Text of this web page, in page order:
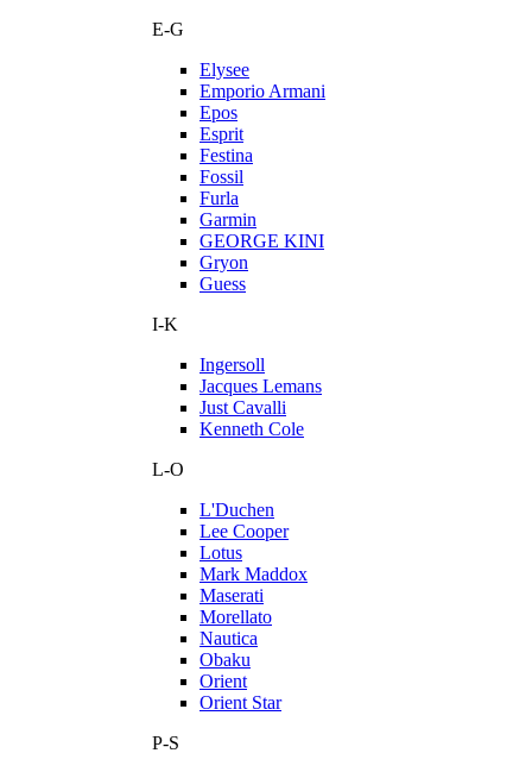
E-G
Elysee
Emporio Armani
Epos
Esprit
Festina
Fossil
Furla
Garmin
GEORGE KINI
Gryon
Guess
I-K
Ingersoll
Jacques Lemans
Just Cavalli
Kenneth Cole
L-O
L'Duchen
Lee Cooper
Lotus
Mark Maddox
Maserati
Morellato
Nautica
Obaku
Orient
Orient Star
P-S